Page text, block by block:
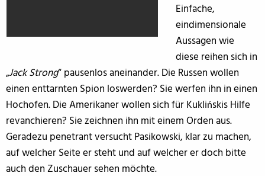
Einfache,
eindimensionale
Aussagen wie
diese reihen sich in
„Jack Strong“ pausenlos aneinander. Die Russen wollen
einen enttarnten Spion loswerden? Sie werfen ihn in einen
Hochofen. Die Amerikaner wollen sich für Kuklińskis Hilfe
revanchieren? Sie zeichnen ihn mit einem Orden aus.
Geradezu penetrant versucht Pasikowski, klar zu machen,
auf welcher Seite er steht und auf welcher er doch bitte
auch den Zuschauer sehen möchte.